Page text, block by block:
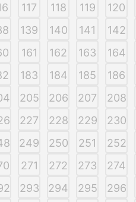
117 118 119 120
139 140 141 142
161 162 163 164
183 184 185 186
205 206 207 208
227 228 229 230
249 250 251 252
271 272 273 274
293 294 295 296